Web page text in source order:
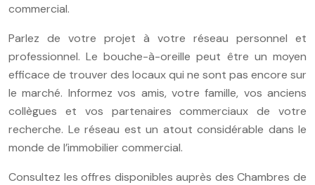
commercial.
Parlez de votre projet à votre réseau personnel et
professionnel. Le bouche-à-oreille peut être un moyen
efficace de trouver des locaux qui ne sont pas encore sur
le marché. Informez vos amis, votre famille, vos anciens
collègues et vos partenaires commerciaux de votre
recherche. Le réseau est un atout considérable dans le
monde de l’immobilier commercial.
Consultez les offres disponibles auprès des Chambres de